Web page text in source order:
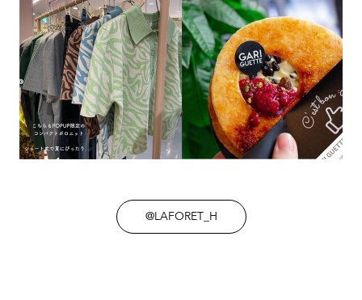
@LAFORET_H